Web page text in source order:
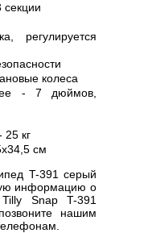
регулируется
колеса
- 7 дюймов,
25 кг
см
T-391 серый
информацию о
Tilly Snap T-391
нашим